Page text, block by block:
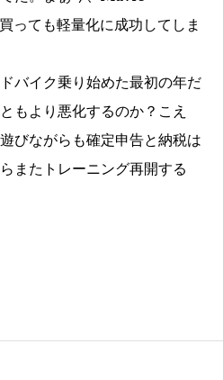
っても軽量化に成功してしま
バイク乗り始めた最初の年だ
もより悪化するのか？こえ
びながらも確定申告と納税は
またトレーニング再開する